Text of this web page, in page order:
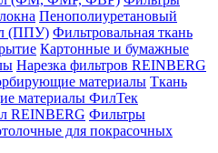
Пенополиуретановый
(ППУ) Фильтровальная ткань
Картонные и бумажные
Нарезка фильтров REINBERG
материалы Ткань
материалы ФилТек
REINBERG Фильтры
для покрасочных